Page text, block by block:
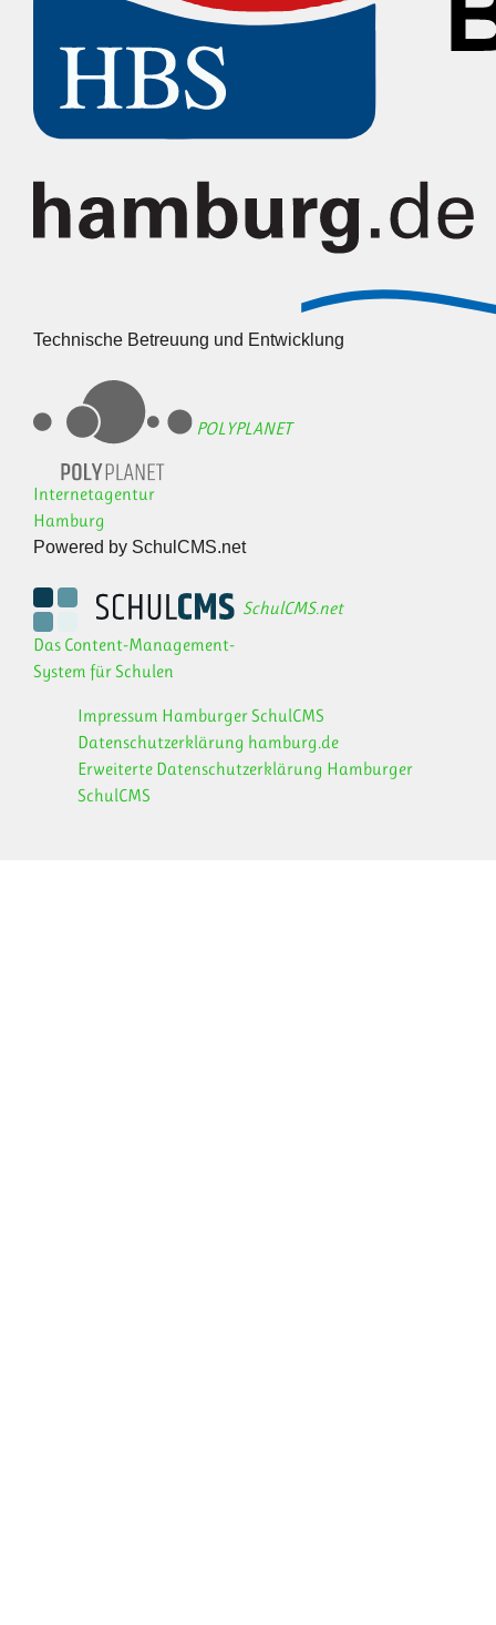
Technische Betreuung und Entwicklung
POLYPLANET
Internetagentur
Hamburg
Powered by SchulCMS.net
SchulCMS.net
Das Content-Management-
System für Schulen
Impressum Hamburger SchulCMS
Datenschutzerklärung hamburg.de
Erweiterte Datenschutzerklärung Hamburger
SchulCMS